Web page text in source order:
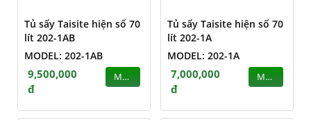
Tủ sấy Taisite hiện số 70
lít 202-1AB
MODEL: 202-1AB
9,500,000
đ
MUA
Tủ sấy Taisite hiện số 70
lít 202-1A
MODEL: 202-1A
7,000,000
đ
MUA